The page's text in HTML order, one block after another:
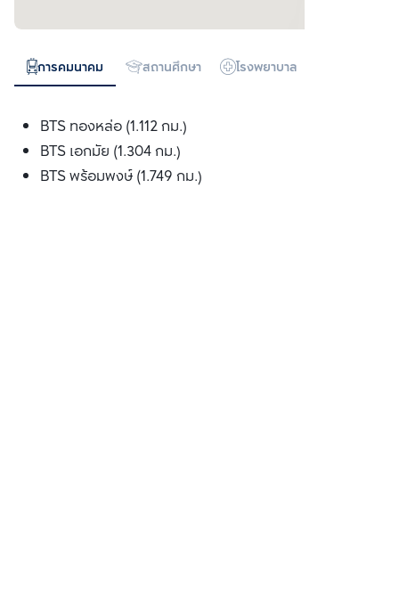
การคมนาคม สถานศึกษา โรงพยาบาล
BTS ทองหล่อ (1.112 กม.)
BTS เอกมัย (1.304 กม.)
BTS พร้อมพงษ์ (1.749 กม.)